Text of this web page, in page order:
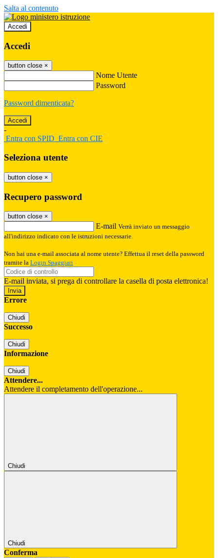
Salta al contenuto
Accedi
Accedi
button close ×
Nome Utente
Password
Password dimenticata?
-
Entra con SPID Entra con CIE
Seleziona utente
button close ×
Recupero password
button close ×
E-mail Verrà inviato un messaggio
all'indirizzo indicato con le istruzioni necessarie.
Non hai una e-mail associata al nome utente? Effettua il reset della password
tramite la Login Spaggiari
E-mail inviata, si prega di controllare la casella di posta elettronica!
Errore
Chiudi
Successo
Chiudi
Informazione
Chiudi
Attendere...
Attendere il completamento dell'operazione...
Chiudi
Chiudi
Conferma